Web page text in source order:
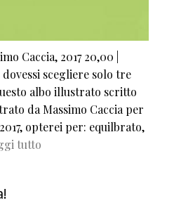
Caccia, 2017 20,00 |
scegliere solo tre
albo illustrato scritto
da Massimo Caccia per
opterei per: equilbrato,
tutto